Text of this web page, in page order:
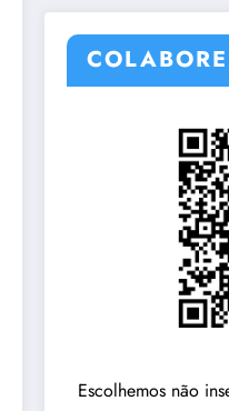
Escolhemos não